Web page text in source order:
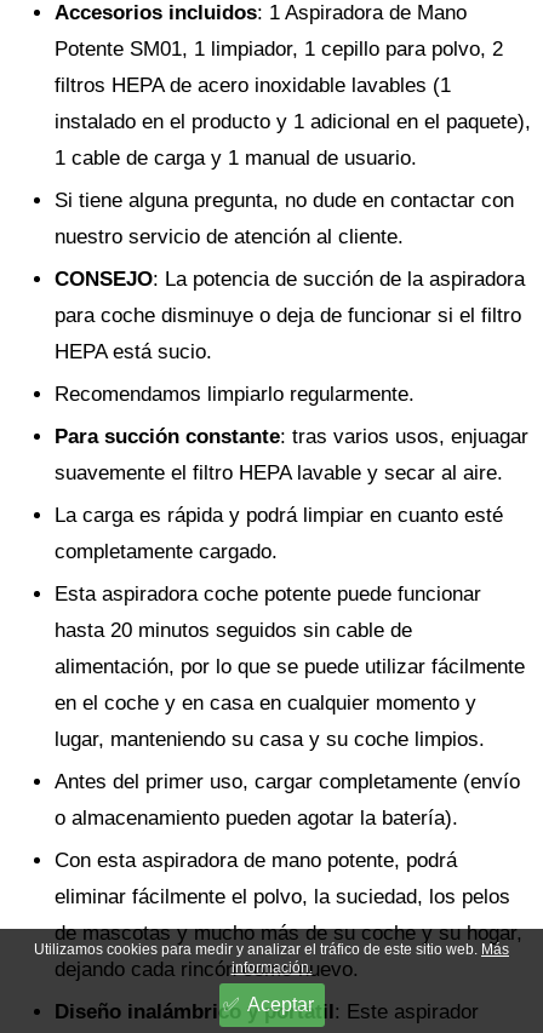
Accesorios incluidos: 1 Aspiradora de Mano
Potente SM01, 1 limpiador, 1 cepillo para polvo, 2
filtros HEPA de acero inoxidable lavables (1
instalado en el producto y 1 adicional en el paquete),
1 cable de carga y 1 manual de usuario.
Si tiene alguna pregunta, no dude en contactar con
nuestro servicio de atención al cliente.
CONSEJO: La potencia de succión de la aspiradora
para coche disminuye o deja de funcionar si el filtro
HEPA está sucio.
Recomendamos limpiarlo regularmente.
Para succión constante: tras varios usos, enjuagar
suavemente el filtro HEPA lavable y secar al aire.
La carga es rápida y podrá limpiar en cuanto esté
completamente cargado.
Esta aspiradora coche potente puede funcionar
hasta 20 minutos seguidos sin cable de
alimentación, por lo que se puede utilizar fácilmente
en el coche y en casa en cualquier momento y
lugar, manteniendo su casa y su coche limpios.
Antes del primer uso, cargar completamente (envío
o almacenamiento pueden agotar la batería).
Con esta aspiradora de mano potente, podrá
eliminar fácilmente el polvo, la suciedad, los pelos
de mascotas y mucho más de su coche y su hogar,
dejando cada rincón como nuevo.
Diseño inalámbrico y portátil : Este aspirador
Utilizamos cookies para medir y analizar el tráfico de este sitio web. Más
información.
Aceptar